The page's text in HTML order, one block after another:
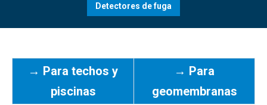
Detectores de fuga
→ Para techos y
piscinas
→ Para
geomembranas